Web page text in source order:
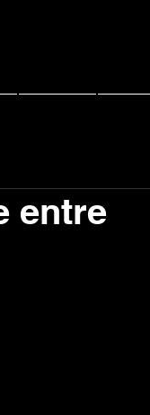
entre